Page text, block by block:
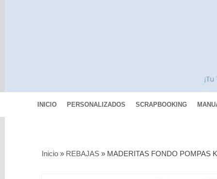
INICIO PERSONALIZADOS SCRAPBOOKING
Inicio » REBAJAS » MADERITAS FONDO POMPAS